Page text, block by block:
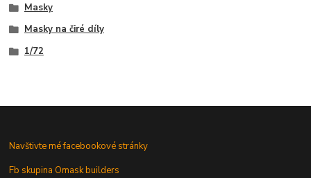
Masky
Masky na čiré díly
1/72
Navštivte mé facebookové stránky
Fb skupina Omask builders